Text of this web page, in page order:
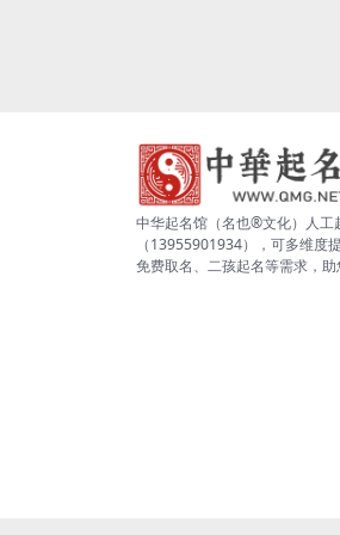
中华起名馆（名也®文化）人
（13955901934），可多维度
免费取名、二孩起名等需求，助